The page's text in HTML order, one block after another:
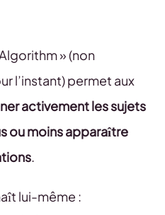
» (non
l’instant) permet aux
activement les sujets
ou moins apparaître
.
lui-même :